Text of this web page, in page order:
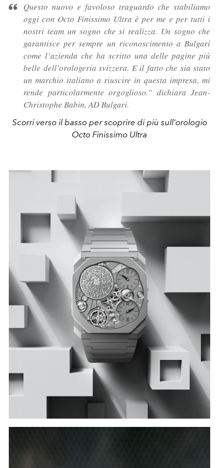
Questo nuovo e favoloso traguardo che stabiliamo
oggi con Octo Finissimo Ultra è per me e per tutti i
nostri team un sogno che si realizza. Un sogno che
garantisce per sempre un riconoscimento a Bulgari
come l’azienda che ha scritto una delle pagine più
belle dell’orologeria svizzera. E il fatto che sia stato
un marchio italiano a riuscire in questa impresa, mi
rende particolarmente orgoglioso.” dichiara Jean-
Christophe Babin, AD Bulgari.
Scorri verso il basso per scoprire di più sull'orologio
Octo Finissimo Ultra